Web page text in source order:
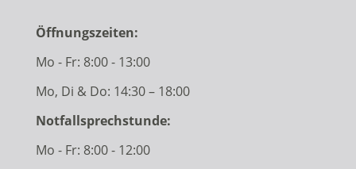
Öffnungszeiten:
Mo - Fr: 8:00 - 13:00
Mo, Di & Do: 14:30 – 18:00
Notfallsprechstunde:
Mo - Fr: 8:00 - 12:00